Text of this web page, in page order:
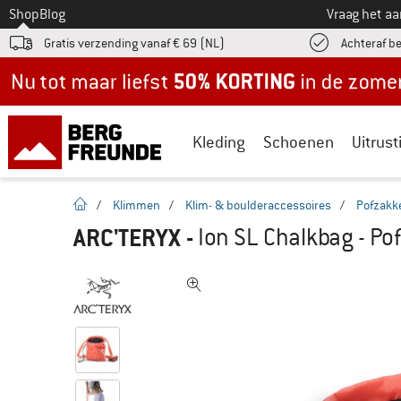
Naar
ShopBlog Vraag het
Gratis verzending vanaf € 69 (NL) Achteraf
Kleding Schoenen
Startpagina
/ Klimmen / Klim- & boulderaccessoires /
ARC'TERYX - Ion SL Chalkbag -